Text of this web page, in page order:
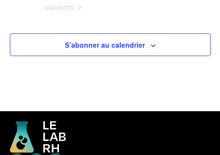
Évènements
suivants
S’abonner au calendrier